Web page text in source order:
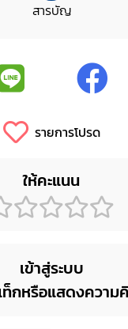
สารบัญ
รายการโปรด
ให้คะแนน
เข้าสู่ระบบ
กหรือแสดงความ